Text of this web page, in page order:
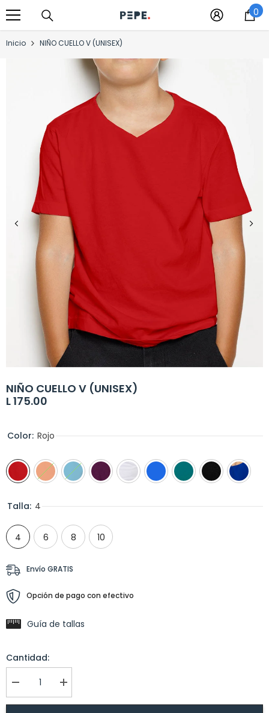
Saltar al contenido 0 0
Inicio NIÑO CUELLO V (UNISEX)
NIÑO CUELLO V (UNISEX)
L 175.00
Color: Rojo
Talla: 4
4 6 8 10
Envío GRATIS
Opción de pago con efectivo
Guía de tallas
Cantidad:
Error:
Missing
I18n
Error:
Missing